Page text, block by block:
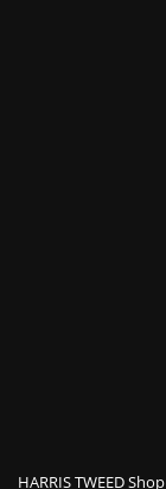
HARRIS TWEED Shop